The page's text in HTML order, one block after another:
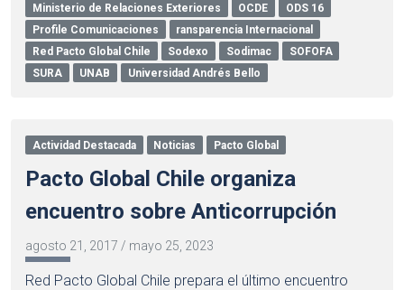
Ministerio de Relaciones Exteriores OCDE
ODS 16
Profile Comunicaciones
ransparencia Internacional
Red Pacto Global Chile
Sodexo Sodimac
SOFOFA
SURA
UNAB Universidad Andrés Bello
Actividad Destacada Noticias Pacto Global
Pacto Global Chile organiza
encuentro sobre Anticorrupción
agosto 21, 2017 / mayo 25, 2023
Red Pacto Global Chile prepara el último encuentro